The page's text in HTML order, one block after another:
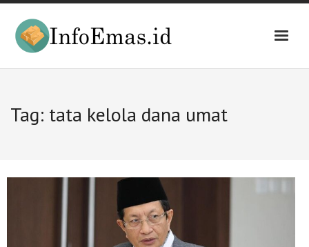
Skip
content
Tag: tata kelola dana umat